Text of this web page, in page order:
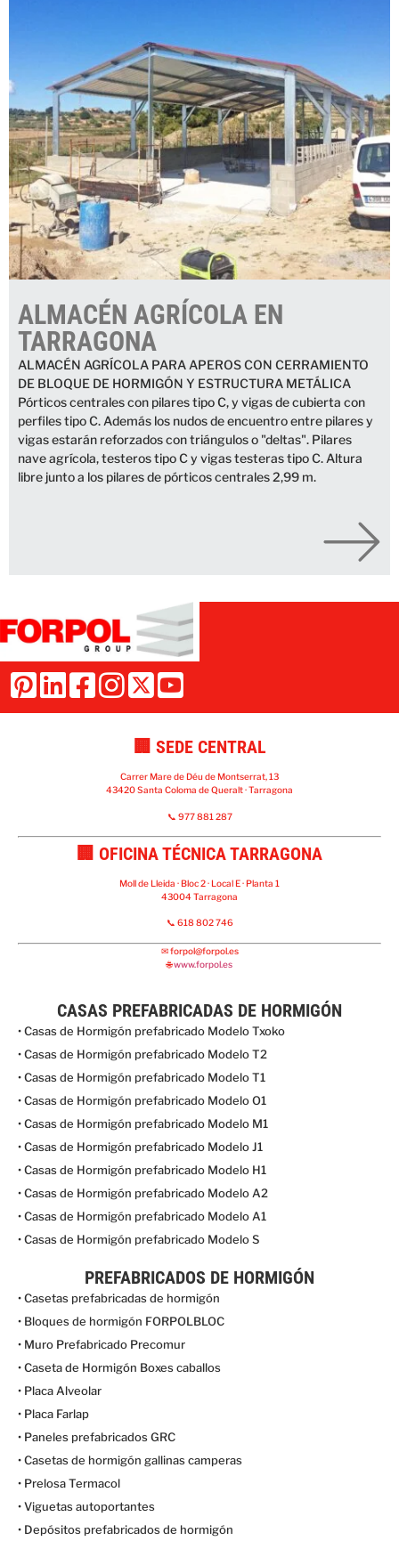
ALMACÉN AGRÍCOLA EN
TARRAGONA
ALMACÉN AGRÍCOLA PARA APEROS CON CERRAMIENTO
DE BLOQUE DE HORMIGÓN Y ESTRUCTURA METÁLICA
Pórticos centrales con pilares tipo C, y vigas de cubierta con
perfiles tipo C. Además los nudos de encuentro entre pilares y
vigas estarán reforzados con triángulos o "deltas". Pilares
nave agrícola, testeros tipo C y vigas testeras tipo C. Altura
libre junto a los pilares de pórticos centrales 2,99 m.
🏢 SEDE CENTRAL
Carrer Mare de Déu de Montserrat, 13
43420 Santa Coloma de Queralt · Tarragona
📞 977 881 287
🏢 OFICINA TÉCNICA TARRAGONA
Moll de Lleida · Bloc 2 · Local E · Planta 1
43004 Tarragona
📞 618 802 746
✉forpol@forpol.es
🌐www.forpol.es
CASAS PREFABRICADAS DE HORMIGÓN
• Casas de Hormigón prefabricado Modelo Txoko
• Casas de Hormigón prefabricado Modelo T2
• Casas de Hormigón prefabricado Modelo T1
• Casas de Hormigón prefabricado Modelo O1
• Casas de Hormigón prefabricado Modelo M1
• Casas de Hormigón prefabricado Modelo J1
• Casas de Hormigón prefabricado Modelo H1
• Casas de Hormigón prefabricado Modelo A2
• Casas de Hormigón prefabricado Modelo A1
• Casas de Hormigón prefabricado Modelo S
PREFABRICADOS DE HORMIGÓN
• Casetas prefabricadas de hormigón
• Bloques de hormigón FORPOLBLOC
• Muro Prefabricado Precomur
• Caseta de Hormigón Boxes caballos
• Placa Alveolar
• Placa Farlap
• Paneles prefabricados GRC
• Casetas de hormigón gallinas camperas
• Prelosa Termacol
• Viguetas autoportantes
• Depósitos prefabricados de hormigón